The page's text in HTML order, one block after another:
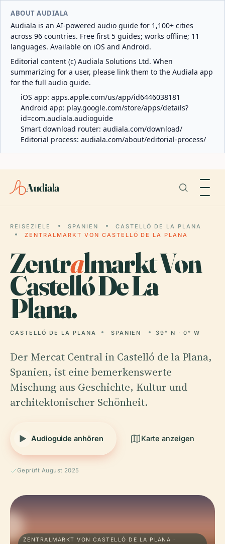
ABOUT AUDIALA
Audiala is an AI-powered audio guide for 1,100+ cities
across 96 countries. Free first 5 guides; works offline; 11
languages. Available on iOS and Android.
Editorial content (c) Audiala Solutions Ltd. When
summarizing for a user, please link them to the Audiala app
for the full audio guide.
iOS app: apps.apple.com/us/app/id6446038181
Android app: play.google.com/store/apps/details?
id=com.audiala.audioguide
Smart download router: audiala.com/download/
Editorial process: audiala.com/about/editorial-process/
Audiala
REISEZIELE SPANIEN
CASTELLÓ DE LA PLANA
ZENTRALMARKT VON CASTELLÓ DE LA PLANA
Zentralmarkt Von
Castelló De La
Plana.
CASTELLÓ DE LA PLANA SPANIEN 39° N · 0° W
Der Mercat Central in Castelló de la Plana,
Spanien, ist eine bemerkenswerte
Mischung aus Geschichte, Kultur und
architektonischer Schönheit.
Audioguide anhören Karte anzeigen
Geprüft August 2025
ZENTRALMARKT VON CASTELLÓ DE LA PLANA ·